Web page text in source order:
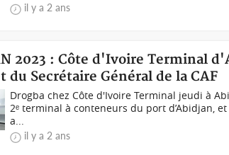
il y a 2 ans
2023 : Côte d'Ivoire Terminal
du Secrétaire Général de la CAF
Drogba chez Côte d'Ivoire Terminal jeudi à
2ᵉ terminal à conteneurs du port d’Abidjan,
a...
il y a 2 ans